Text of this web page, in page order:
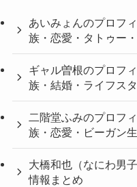
あいみょんのプロフ
族・恋愛・タトゥー
ギャル曽根のプロフ
族・結婚・ライフス
二階堂ふみのプロフ
族・恋愛・ビーガン
大橋和也（なにわ男
情報まとめ